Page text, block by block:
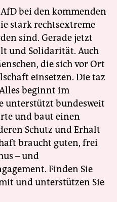
bei den kommenden
stark rechtsextreme
sind. Gerade jetzt
und Solidarität. Auch
die sich vor Ort
einsetzen. Die taz
beginnt im
unterstützt bundesweit
und baut einen
Schutz und Erhalt
braucht guten, frei
– und
Finden Sie
und unterstützen Sie